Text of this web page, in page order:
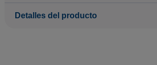
Detalles del producto